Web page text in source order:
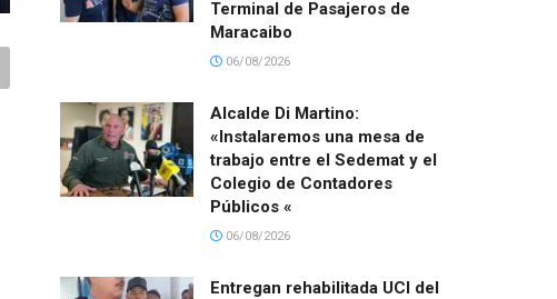
Terminal de Pasajeros de
Maracaibo
06/08/2026
Alcalde Di Martino:
«Instalaremos una mesa de
trabajo entre el Sedemat y el
Colegio de Contadores
Públicos «
06/08/2026
Entregan rehabilitada UCI del